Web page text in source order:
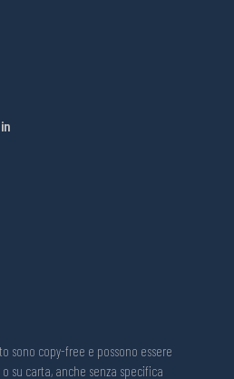
sono copy-free e possono essere
su carta, anche senza specifica